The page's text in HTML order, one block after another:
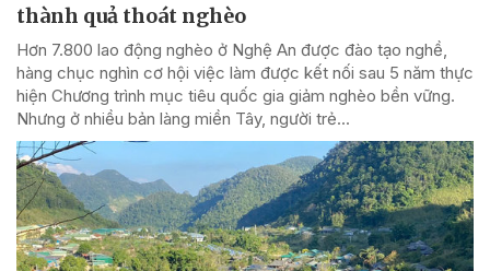
thành quả thoát nghèo
Hơn 7.800 lao động nghèo ở Nghệ An được đào tạo nghề,
hàng chục nghìn cơ hội việc làm được kết nối sau 5 năm thực
hiện Chương trình mục tiêu quốc gia giảm nghèo bền vững.
Nhưng ở nhiều bản làng miền Tây, người trẻ...